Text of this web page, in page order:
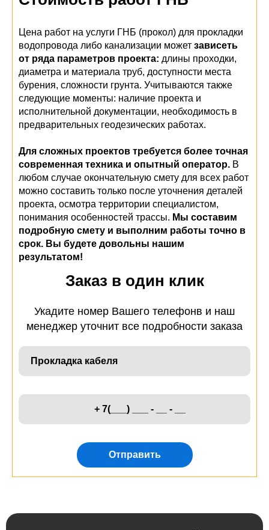
Цена работ на услуги ГНБ (прокол) для прокладки
водопровода либо канализации может зависеть
от ряда параметров проекта: длины проходки,
диаметра и материала труб, доступности места
бурения, сложности грунта. Учитываются также
следующие моменты: наличие проекта и
исполнительной документации, необходимость в
предварительных геодезических работах.
Для сложных проектов требуется более точная
современная техника и опытный оператор. В
любом случае окончательную смету для всех работ
можно составить только после уточнения деталей
проекта, осмотра территории специалистом,
понимания особенностей трассы. Мы составим
подробную смету и выполним работы точно в
срок. Вы будете довольны нашим
результатом!
Заказ в один клик
Укадите номер Вашего телефонв и наш
менеджер уточнит все подробности заказа
Отправить